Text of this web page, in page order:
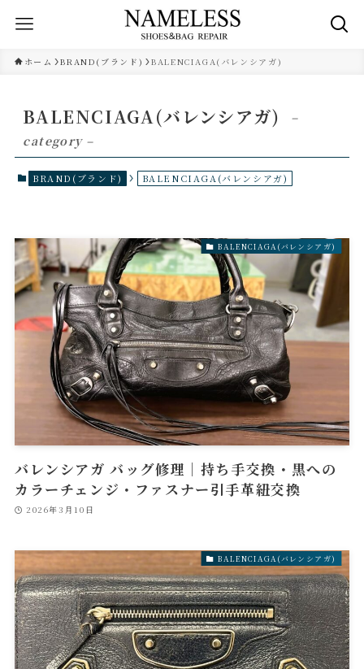
ホーム BRAND(ブランド) BALENCIAGA(バレンシアガ)
BALENCIAGA(バレンシアガ)
–
category –
BRAND(ブランド) BALENCIAGA(バレンシアガ)
BALENCIAGA(バレンシアガ)
バレンシアガ バッグ修理｜持ち手交換・黒への
カラーチェンジ・ファスナー引手革紐交換
2026年3月10日
BALENCIAGA(バレンシアガ)